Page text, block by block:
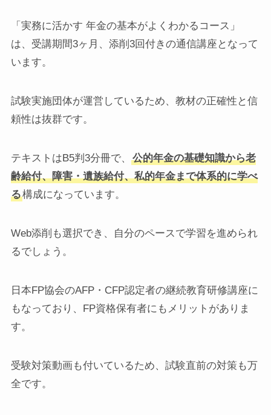
「実務に活かす 年金の基本がよくわかるコース」
は、受講期間3ヶ月、添削3回付きの通信講座となって
います。
試験実施団体が運営しているため、教材の正確性と信
頼性は抜群です。
テキストはB5判3分冊で、
公的年金の基礎知識から老
齢給付、障害・遺族給付、私的年金まで体系的に学べ
る構成になっています。
Web添削も選択でき、自分のペースで学習を進められ
るでしょう。
日本FP協会のAFP・CFP認定者の継続教育研修講座に
もなっており、FP資格保有者にもメリットがありま
す。
受験対策動画も付いているため、試験直前の対策も万
全です。